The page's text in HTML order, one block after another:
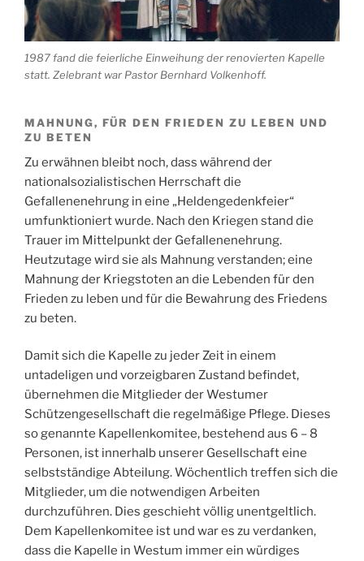
1987 fand die feierliche Einweihung der renovierten Kapelle
statt. Zelebrant war Pastor Bernhard Volkenhoff.
MAHNUNG, FÜR DEN FRIEDEN ZU LEBEN UND
ZU BETEN
Zu erwähnen bleibt noch, dass während der
nationalsozialistischen Herrschaft die
Gefallenenehrung in eine „Heldengedenkfeier“
umfunktioniert wurde. Nach den Kriegen stand die
Trauer im Mittelpunkt der Gefallenenehrung.
Heutzutage wird sie als Mahnung verstanden; eine
Mahnung der Kriegstoten an die Lebenden für den
Frieden zu leben und für die Bewahrung des Friedens
zu beten.
Damit sich die Kapelle zu jeder Zeit in einem
untadeligen und vorzeigbaren Zustand befindet,
übernehmen die Mitglieder der Westumer
Schützengesellschaft die regelmäßige Pflege. Dieses
so genannte Kapellenkomitee, bestehend aus 6 – 8
Personen, ist innerhalb unserer Gesellschaft eine
selbstständige Abteilung. Wöchentlich treffen sich die
Mitglieder, um die notwendigen Arbeiten
durchzuführen. Dies geschieht völlig unentgeltlich.
Dem Kapellenkomitee ist und war es zu verdanken,
dass die Kapelle in Westum immer ein würdiges